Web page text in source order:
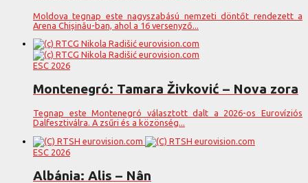
Moldova tegnap este nagyszabású nemzeti döntőt rendezett a
Arena Chișinău-ban, ahol a 16 versenyző...
ESC 2026
Montenegró: Tamara Živković – Nova zora
Tegnap este Montenegró választott dalt a 2026-os Eurovíziós
Dalfesztiválra. A zsűri és a közönség...
ESC 2026
Albánia: Alis – Nân